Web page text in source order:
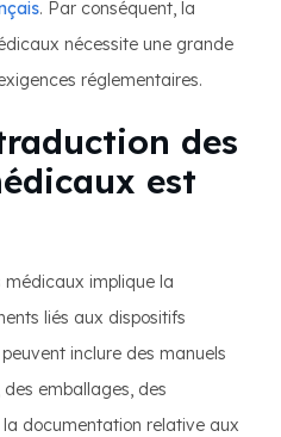
. Par conséquent, la
nécessite une grande
réglementaires.
des
est
implique la
liés aux dispositifs
inclure des manuels
emballages, des
documentation relative aux